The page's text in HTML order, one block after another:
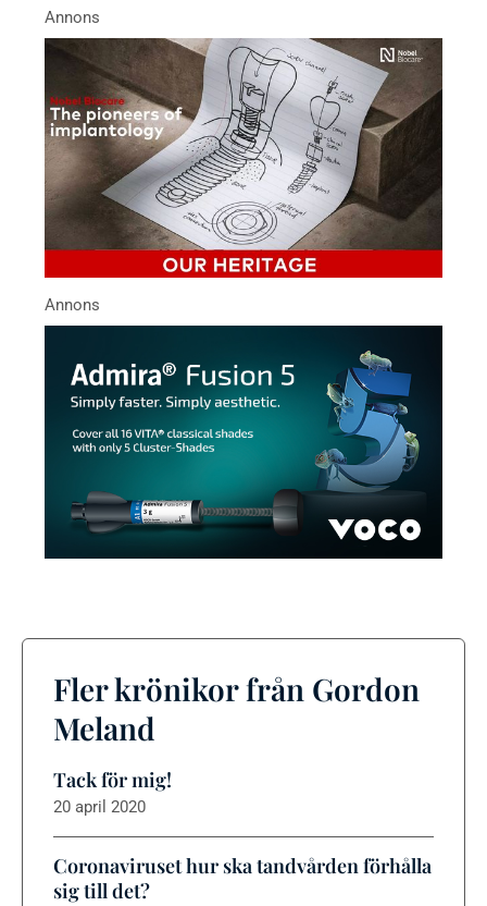
Fler krönikor från Gordon
Meland
Tack för mig!
20 april 2020
Coronaviruset hur ska tandvården förhålla
sig till det?